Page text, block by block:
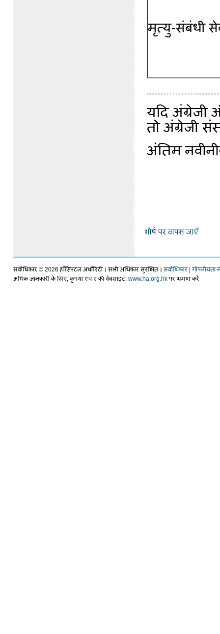
मृत्यु-संबंधी
यदि अंग्रेजी
तो अंग्रेजी
अंतिम
शीर्ष पर वापस जाएँ
सर्वाधिकार © 2026 हॉस्पिटल अथाँरिटी । सभी अधिकार सुरक्षित । सर्वाधिकार | गोपनीयता
अधिक जानकारी के लिए, कृपया एच ए की वेबसाइट: www.ha.org.hk पर भ्रमण करें